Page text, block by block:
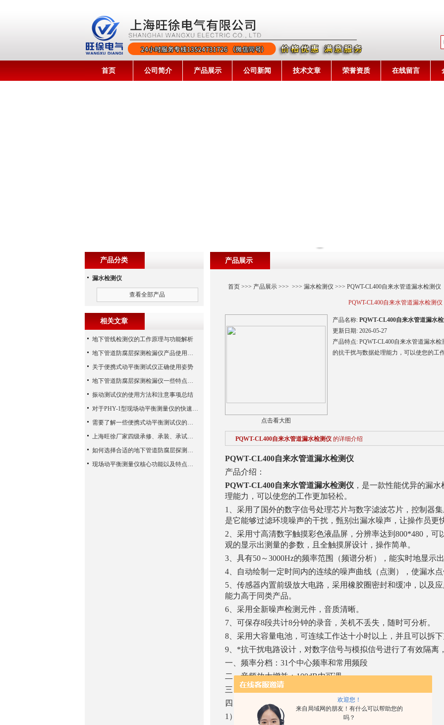
欢迎您！
来自局域网的朋友！有什么可以帮助您的
吗？
首页 公司简介 产品展示 公司新闻 技术文章 荣誉资质 在线留言
产品展示
首页>>> 产品展示>>> >>> 漏水检测仪 >>> PQWT-CL400自来水管道漏水检测仪
PQWT-CL400自来水管道漏水检测仪
点击看大图
产品名称: PQWT-CL400自来水管道漏水
更新日期: 2026-05-27
产品特点: PQWT-CL400自来水管道漏水
的抗干扰与数据处理能力，可以使您的工
PQWT-CL400自来水管道漏水检测仪 的详细介绍
PQWT-CL400自来水管道漏水检测仪
产品介绍：
PQWT-CL400自来水管道漏水检测仪 ，是一款性能优异的漏
理能力，可以使您的工作更加轻松。
1、采用了国外的数字信号处理芯片与数字滤波芯片，控制器
是它能够过滤环境噪声的干扰，甄别出漏水噪声，让操作员更
2、采用寸高清数字触摸彩色液晶屏，分辨率达到800*480，可
观的显示出测量的参数，且全触摸屏设计，操作简单。
3、具有50～3000Hz的频率范围（频谱分析），能实时地显示
4、自动绘制一定时间内的连续的噪声曲线（点测），使漏水点
5、传感器内置前级放大电路，采用橡胶圈密封和缓冲，以及
能力高于同类产品。
6、采用全新噪声检测元件，音质清晰。
7、可保存8段共计8分钟的录音，关机不丢失，随时可分析。
8、采用大容量电池，可连续工作达十小时以上，并且可以拆
9、*抗干扰电路设计，对数字信号与模拟信号进行了有效隔离
一、频率分档：31个中心频率和常用频段
二、音频放大增益：100dB内可调
三、频率区间：50～3000Hz
四、工作模式：
1）频谱分析模式（50～3000Hz范围的噪声信号实时显示）
产品分类
漏水检测仪
查看全部产品
相关文章
地下管线检测仪的工作原理与功能解析
地下管道防腐层探测检漏仪产品使用结构详细参考资料
关于便携式动平衡测试仪正确使用姿势
地下管道防腐层探测检漏仪一些特点介绍以及组成结构
振动测试仪的使用方法和注意事项总结
对于PHY-1型现场动平衡测量仪的快速发展之路
需要了解一些便携式动平衡测试仪的性能特点
上海旺徐厂家四级承修、承装、承试类资质主要试验设备配置表
如何选择合适的地下管道防腐层探测检测仪？
现场动平衡测量仪核心功能以及特点使用方法